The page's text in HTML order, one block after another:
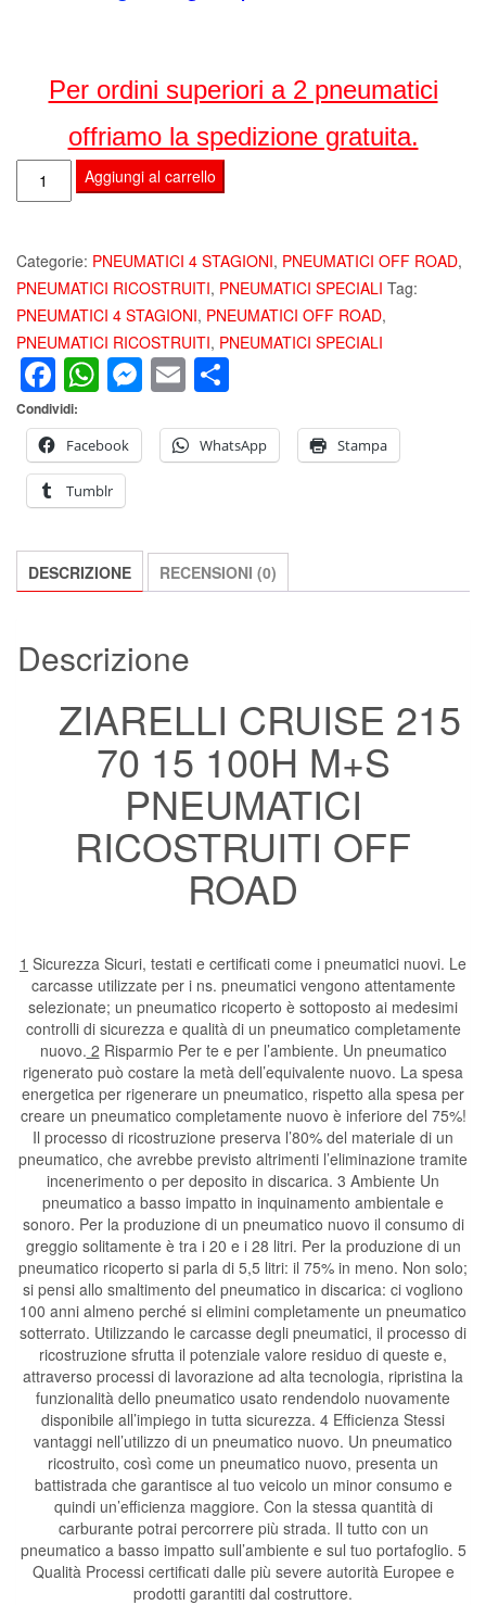
Per ordini superiori a 2 pneumatici
offriamo la spedizione gratuita.
ZIARELLI
CRUISE
70
R15
100H
M+S
PNEUMATICI
RICOSTRUITI
OFF
ROAD
quantità
Aggiungi al carrello
Categorie: PNEUMATICI 4 STAGIONI, PNEUMATICI OFF ROAD,
PNEUMATICI RICOSTRUITI, PNEUMATICI SPECIALI Tag:
PNEUMATICI 4 STAGIONI, PNEUMATICI OFF ROAD,
PNEUMATICI RICOSTRUITI, PNEUMATICI SPECIALI
Facebook
WhatsApp
Messenger
Email
Condividi:
Facebook
WhatsApp Stampa
Tumblr
DESCRIZIONE RECENSIONI (0)
Descrizione
ZIARELLI CRUISE 215
70 15 100H M+S
PNEUMATICI
RICOSTRUITI OFF
ROAD
1 Sicurezza Sicuri, testati e certificati come i pneumatici nuovi. Le
carcasse utilizzate per i ns. pneumatici vengono attentamente
selezionate; un pneumatico ricoperto è sottoposto ai medesimi
controlli di sicurezza e qualità di un pneumatico completamente
nuovo. 2 Risparmio Per te e per l’ambiente. Un pneumatico
rigenerato può costare la metà dell’equivalente nuovo. La spesa
energetica per rigenerare un pneumatico, rispetto alla spesa per
creare un pneumatico completamente nuovo è inferiore del 75%!
Il processo di ricostruzione preserva l’80% del materiale di un
pneumatico, che avrebbe previsto altrimenti l’eliminazione tramite
incenerimento o per deposito in discarica. 3 Ambiente Un
pneumatico a basso impatto in inquinamento ambientale e
sonoro. Per la produzione di un pneumatico nuovo il consumo di
greggio solitamente è tra i 20 e i 28 litri. Per la produzione di un
pneumatico ricoperto si parla di 5,5 litri: il 75% in meno. Non solo;
si pensi allo smaltimento del pneumatico in discarica: ci vogliono
100 anni almeno perché si elimini completamente un pneumatico
sotterrato. Utilizzando le carcasse degli pneumatici, il processo di
ricostruzione sfrutta il potenziale valore residuo di queste e,
attraverso processi di lavorazione ad alta tecnologia, ripristina la
funzionalità dello pneumatico usato rendendolo nuovamente
disponibile all’impiego in tutta sicurezza. 4 Efficienza Stessi
vantaggi nell’utilizzo di un pneumatico nuovo. Un pneumatico
ricostruito, così come un pneumatico nuovo, presenta un
battistrada che garantisce al tuo veicolo un minor consumo e
quindi un’efficienza maggiore. Con la stessa quantità di
carburante potrai percorrere più strada. Il tutto con un
pneumatico a basso impatto sull’ambiente e sul tuo portafoglio. 5
Qualità Processi certificati dalle più severe autorità Europee e
prodotti garantiti dal costruttore.